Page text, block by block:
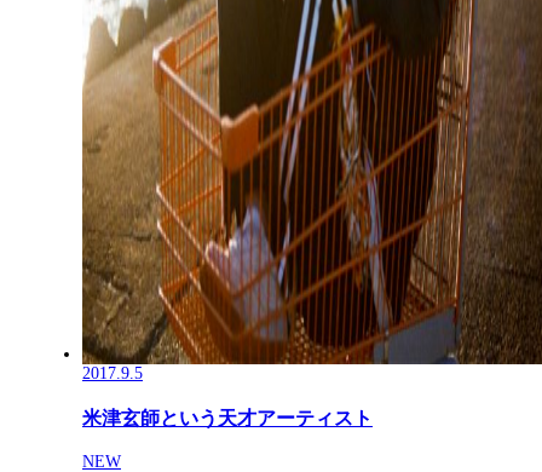
2017.9.5
米津玄師という天才アーティスト
NEW